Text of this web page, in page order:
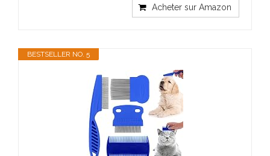
Acheter sur Amazon
BESTSELLER NO. 5